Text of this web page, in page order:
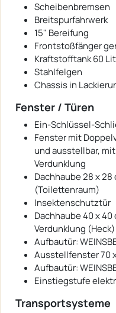
Scheibenbremsen
Breitspurfahrwerk
15" Bereifung
Frontstoßfänger
Kraftstofftank 60
Stahlfelgen
Chassis in
Fenster / Türen
Ein-Schlüssel-
Fenster mit
und ausstellbar,
Verdunklung
Dachhaube 28 x
(Toilettenraum)
Insektenschutztür
Dachhaube 40 x
Verdunklung (Heck)
Aufbautür:
Ausstellfenster 70
Aufbautür:
Einstiegstufe
Transportsysteme